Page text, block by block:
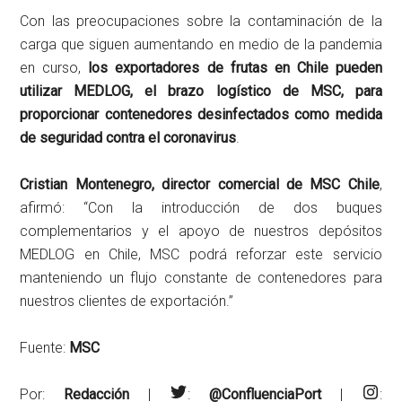
Con las preocupaciones sobre la contaminación de la
carga que siguen aumentando en medio de la pandemia
en curso, los exportadores de frutas en Chile pueden
utilizar MEDLOG, el brazo logístico de MSC, para
proporcionar contenedores desinfectados como medida
de seguridad contra el coronavirus.
Cristian Montenegro, director comercial de MSC Chile,
afirmó: “Con la introducción de dos buques
complementarios y el apoyo de nuestros depósitos
MEDLOG en Chile, MSC podrá reforzar este servicio
manteniendo un flujo constante de contenedores para
nuestros clientes de exportación.”
Fuente: MSC
Por: Redacción | : @ConfluenciaPort|
: